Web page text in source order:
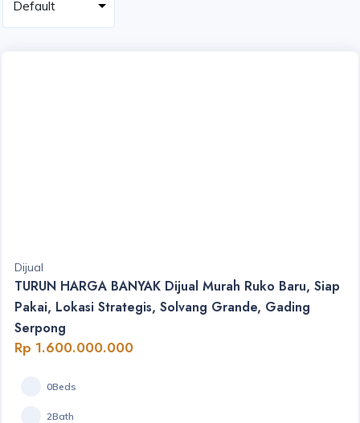
Dijual
TURUN HARGA BANYAK Dijual Murah Ruko Baru, Siap
Pakai, Lokasi Strategis, Solvang Grande, Gading
Serpong
Rp 1.600.000.000
0Beds
2Bath